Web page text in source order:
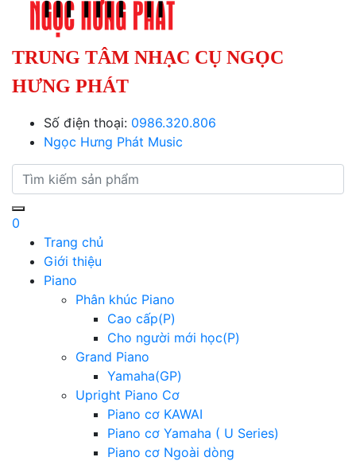
TRUNG TÂM NHẠC CỤ NGỌC
HƯNG PHÁT
Số điện thoại: 0986.320.806
Ngọc Hưng Phát Music
0
Trang chủ
Giới thiệu
Piano
Phân khúc Piano
Cao cấp(P)
Cho người mới học(P)
Grand Piano
Yamaha(GP)
Upright Piano Cơ
Piano cơ KAWAI
Piano cơ Yamaha ( U Series)
Piano cơ Ngoài dòng